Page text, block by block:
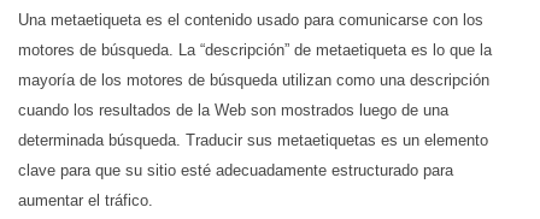
Una metaetiqueta es el contenido usado para comunicarse con los
motores de búsqueda. La “descripción” de metaetiqueta es lo que la
mayoría de los motores de búsqueda utilizan como una descripción
cuando los resultados de la Web son mostrados luego de una
determinada búsqueda. Traducir sus metaetiquetas es un elemento
clave para que su sitio esté adecuadamente estructurado para
aumentar el tráfico.